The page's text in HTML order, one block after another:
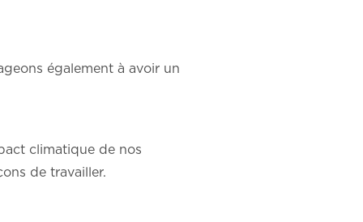
également à avoir un
climatique de nos
de travailler.